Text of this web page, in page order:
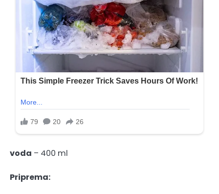
voda – 400 ml
Priprema: